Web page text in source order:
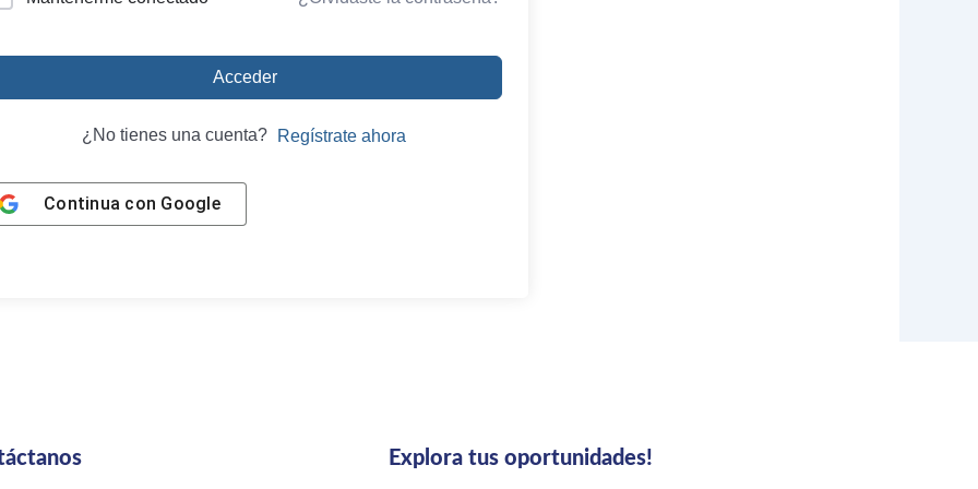
Acceder
¿No tienes una cuenta? Regístrate ahora
Continua con Google
Explora tus oportunidades!